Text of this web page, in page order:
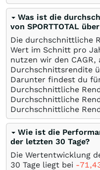
Was ist die
von SPORTTOTAL
Die durchschnittliche
Wert im Schnitt pro
nutzen wir den
Durchschnittsrendite
Darunter findest du für
Durchschnittliche
Durchschnittliche
Durchschnittliche
Wie ist die
der letzten 30 Tage?
Die Wertentwicklung
30 Tage liegt bei -